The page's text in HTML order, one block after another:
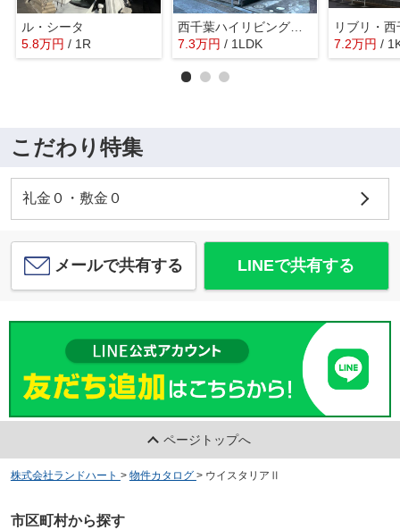
ル・シータ
5.8万円 / 1R
西千葉ハイリビング参番館
7.3万円 / 1LDK
リブリ・西
7.2万円 /
こだわり特集
礼金０・敷金０
メールで共有する LINEで共有する
ページトップへ
株式会社ランドハート > 物件カタログ > ウイスタリアⅡ
市区町村から探す